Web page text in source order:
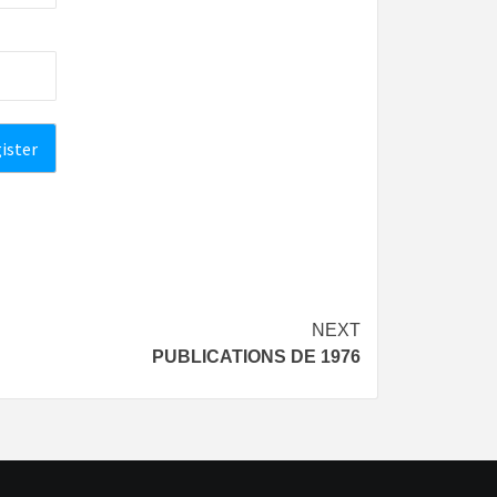
NEXT
PUBLICATIONS DE 1976